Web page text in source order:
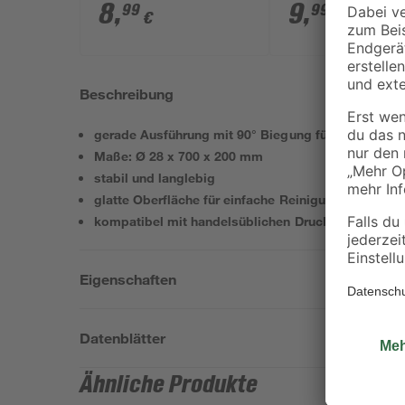
mm
8,99 €
x 40/50 mm
9,99
Beschreibung
gerade Ausführung mit 90° Biegung für WC-
Maße: Ø 28 x 700 x 200 mm
stabil und langlebig
glatte Oberfläche für einfache Reinigung
kompatibel mit handelsüblichen Druckspülern
Eigenschaften
Datenblätter
Ähnliche Produkte